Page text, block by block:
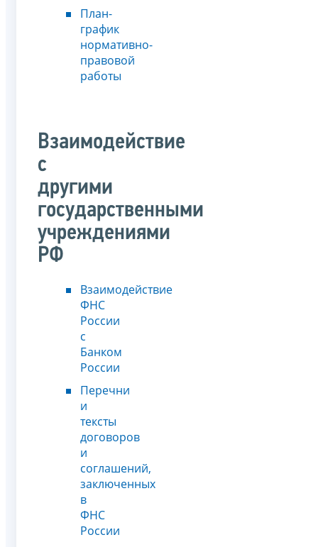
План-
график
нормативно-
правовой
работы
Взаимодействие
с
другими
государственными
учреждениями
РФ
Взаимодействие
ФНС
России
с
Банком
России
Перечни
и
тексты
договоров
и
соглашений,
заключенных
в
ФНС
России